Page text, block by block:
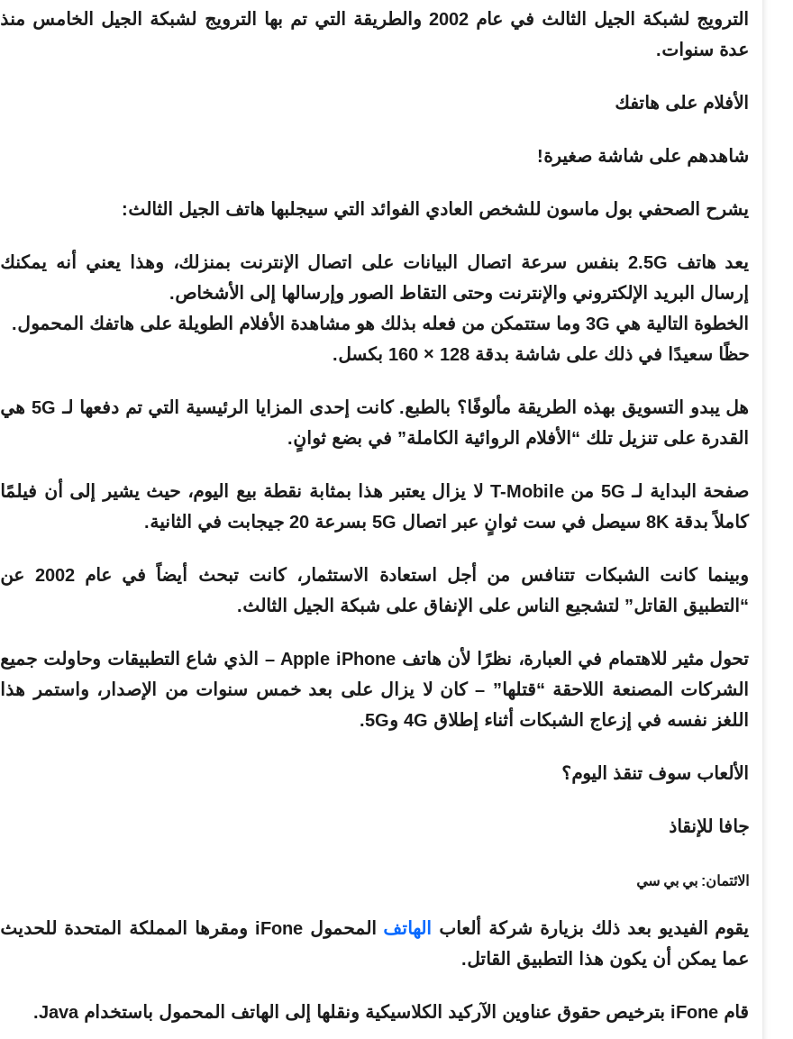
الترويج لشبكة الجيل الثالث في عام 2002 والطريقة التي تم بها الترويج لشبكة الجيل الخامس منذ
عدة سنوات.
الأفلام على هاتفك
شاهدهم على شاشة صغيرة!
يشرح الصحفي بول ماسون للشخص العادي الفوائد التي سيجلبها هاتف الجيل الثالث:
يعد هاتف 2.5G بنفس سرعة اتصال البيانات على اتصال الإنترنت بمنزلك، وهذا يعني أنه يمكنك
إرسال البريد الإلكتروني والإنترنت وحتى التقاط الصور وإرسالها إلى الأشخاص.
الخطوة التالية هي 3G وما ستتمكن من فعله بذلك هو مشاهدة الأفلام الطويلة على هاتفك المحمول.
حظًا سعيدًا في ذلك على شاشة بدقة 128 × 160 بكسل.
هل يبدو التسويق بهذه الطريقة مألوفًا؟ بالطبع. كانت إحدى المزايا الرئيسية التي تم دفعها لـ 5G هي
القدرة على تنزيل تلك “الأفلام الروائية الكاملة” في بضع ثوانٍ.
صفحة البداية لـ 5G من T-Mobile لا يزال يعتبر هذا بمثابة نقطة بيع اليوم، حيث يشير إلى أن فيلمًا
كاملاً بدقة 8K سيصل في ست ثوانٍ عبر اتصال 5G بسرعة 20 جيجابت في الثانية.
وبينما كانت الشبكات تتنافس من أجل استعادة الاستثمار، كانت تبحث أيضاً في عام 2002 عن
“التطبيق القاتل” لتشجيع الناس على الإنفاق على شبكة الجيل الثالث.
تحول مثير للاهتمام في العبارة، نظرًا لأن هاتف Apple iPhone – الذي شاع التطبيقات وحاولت جميع
الشركات المصنعة اللاحقة “قتلها” – كان لا يزال على بعد خمس سنوات من الإصدار، واستمر هذا
اللغز نفسه في إزعاج الشبكات أثناء إطلاق 4G و5G.
الألعاب سوف تنقذ اليوم؟
جافا للإنقاذ
الائتمان: بي بي سي
يقوم الفيديو بعد ذلك بزيارة شركة ألعاب الهاتف
المحمول iFone ومقرها المملكة المتحدة للحديث
عما يمكن أن يكون هذا التطبيق القاتل.
قام iFone بترخيص حقوق عناوين الآركيد الكلاسيكية ونقلها إلى الهاتف المحمول باستخدام Java.